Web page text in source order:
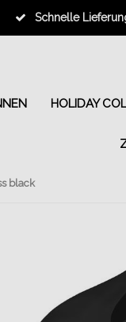
Schnelle
HOLIDAY
black